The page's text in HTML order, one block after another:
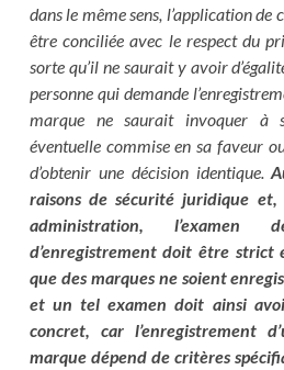
dans le même sens, l’application
être conciliée avec le respect du
sorte qu’il ne saurait y avoir
personne qui demande
marque ne saurait invoquer à
éventuelle commise en sa faveur
d’obtenir une décision identique.
raisons de sécurité juridique et,
administration,
d’enregistrement doit être strict
que des marques ne soient
et un tel examen doit ainsi
concret, car l’enregistrement
marque dépend de critères